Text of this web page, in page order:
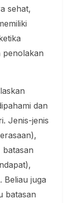
sehat,
penolakan
dan
Jenis-jenis
batasan
Beliau juga
batasan